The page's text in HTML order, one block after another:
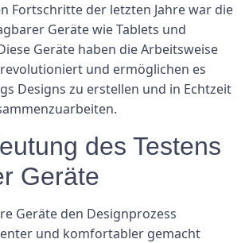
Fortschritte der letzten Jahre war die
Geräte wie Tablets und
Geräte haben die Arbeitsweise
und ermöglichen es
Designs zu erstellen und in Echtzeit
des Testens
Geräte
Geräte den Designprozess
und komfortabler gemacht